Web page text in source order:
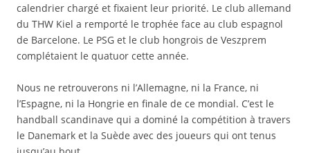
calendrier chargé et fixaient leur priorité. Le club allemand
du THW Kiel a remporté le trophée face au club espagnol
de Barcelone. Le PSG et le club hongrois de Veszprem
complétaient le quatuor cette année.
Nous ne retrouverons ni l’Allemagne, ni la France, ni
l’Espagne, ni la Hongrie en finale de ce mondial. C’est le
handball scandinave qui a dominé la compétition à travers
le Danemark et la Suède avec des joueurs qui ont tenus